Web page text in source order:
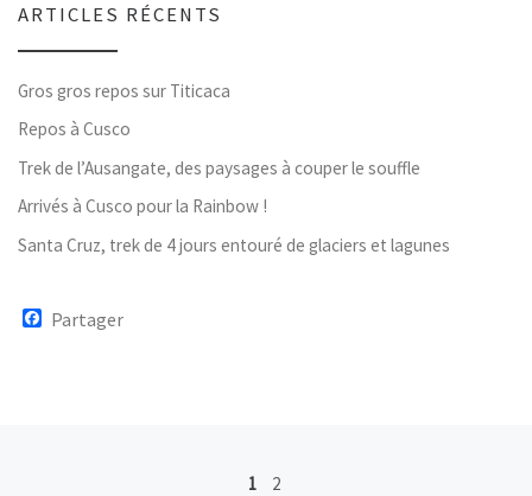
ARTICLES RÉCENTS
Gros gros repos sur Titicaca
Repos à Cusco
Trek de l’Ausangate, des paysages à couper le souffle
Arrivés à Cusco pour la Rainbow !
Santa Cruz, trek de 4 jours entouré de glaciers et lagunes
Partager
Navigation dans les articles
1 2